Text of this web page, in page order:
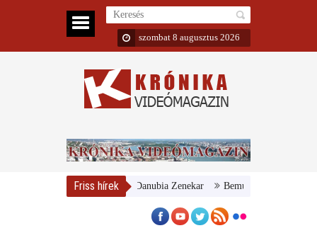
szombat 8 augusztus 2026
Friss hírek
Nemzeti Galéria és a Danubia Zenekar Bemutatta 2024/25-ös